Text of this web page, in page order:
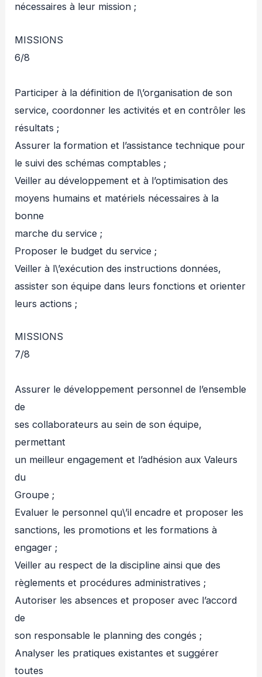
nécessaires à leur mission ;
MISSIONS
6/8
Participer à la définition de l\’organisation de son
service, coordonner les activités et en contrôler les
résultats ;
Assurer la formation et l’assistance technique pour
le suivi des schémas comptables ;
Veiller au développement et à l’optimisation des
moyens humains et matériels nécessaires à la
bonne
marche du service ;
Proposer le budget du service ;
Veiller à l\’exécution des instructions données,
assister son équipe dans leurs fonctions et orienter
leurs actions ;
MISSIONS
7/8
Assurer le développement personnel de l’ensemble
de
ses collaborateurs au sein de son équipe,
permettant
un meilleur engagement et l’adhésion aux Valeurs
du
Groupe ;
Evaluer le personnel qu\’il encadre et proposer les
sanctions, les promotions et les formations à
engager ;
Veiller au respect de la discipline ainsi que des
règlements et procédures administratives ;
Autoriser les absences et proposer avec l’accord
de
son responsable le planning des congés ;
Analyser les pratiques existantes et suggérer
toutes